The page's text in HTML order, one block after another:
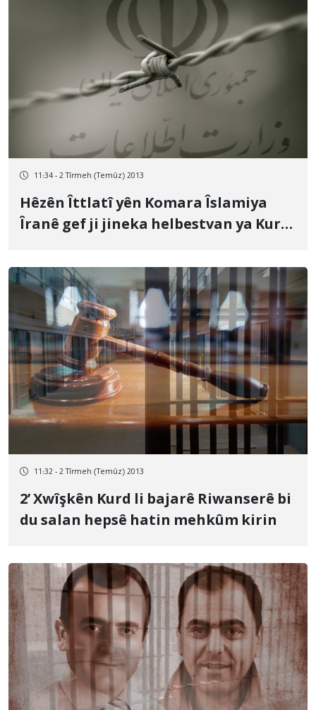
11:34 - 2 Tîrmeh (Temûz) 2013
Hêzên Îttlatî yên Komara Îslamiya
Îranê gef ji jineka helbestvan ya Kurd
11:32 - 2 Tîrmeh (Temûz) 2013
2’ Xwîşkên Kurd li bajarê Riwanserê bi
du salan hepsê hatin mehkûm kirin